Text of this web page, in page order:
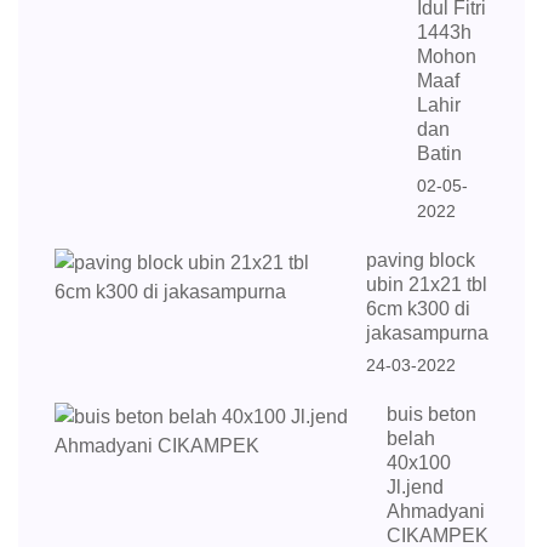
Idul Fitri
1443h
Mohon
Maaf
Lahir
dan
Batin
02-05-
2022
paving block
ubin 21x21 tbl
6cm k300 di
jakasampurna
24-03-2022
buis beton
belah
40x100
Jl.jend
Ahmadyani
CIKAMPEK